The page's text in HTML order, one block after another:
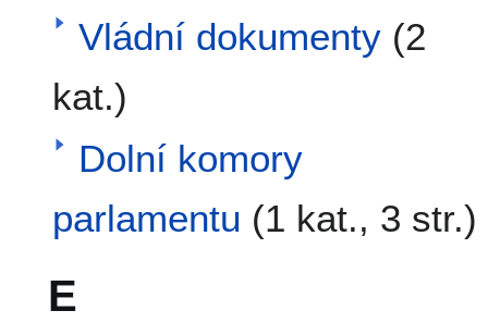
Vládní dokumenty (2
kat.)
Dolní komory
parlamentu (1 kat., 3 str.)
E